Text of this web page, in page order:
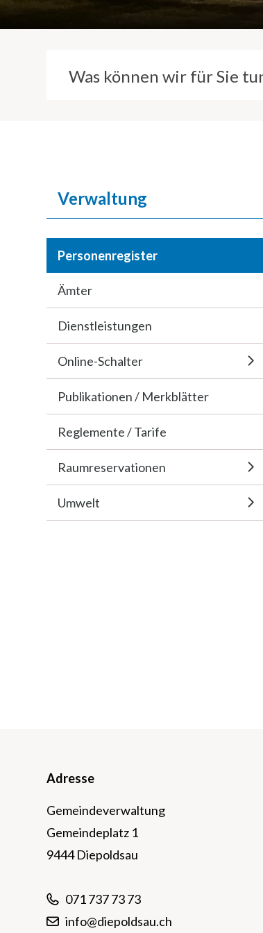
Inhaltsnavigation
Verwaltung
Personenregister
Ämter
Dienstleistungen
Online-Schalter
Publikationen / Merkblätter
Reglemente / Tarife
Raumreservationen
Umwelt
Footer
Adresse
Gemeindeverwaltung
Gemeindeplatz 1
9444 Diepoldsau
071 737 73 73
info@diepoldsau.ch